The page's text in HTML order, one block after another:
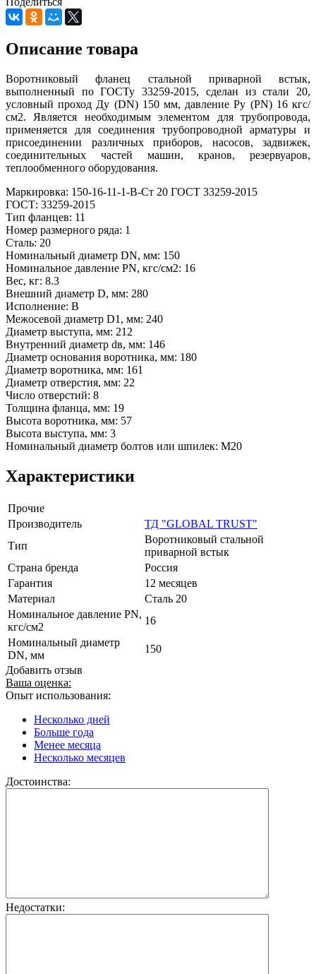
Описание товара
Воротниковый фланец стальной приварной встык,
выполненный по ГОСТу 33259-2015, сделан из стали 20,
условный проход Ду (DN) 150 мм, давление Ру (PN) 16 кгс/
см2. Является необходимым элементом для трубопровода,
применяется для соединения трубопроводной арматуры и
присоединении различных приборов, насосов, задвижек,
соединительных частей машин, кранов, резервуаров,
теплообменного оборудования.
Маркировка: 150-16-11-1-В-Ст 20 ГОСТ 33259-2015
ГОСТ: 33259-2015
Тип фланцев: 11
Номер размерного ряда: 1
Сталь: 20
Номинальный диаметр DN, мм: 150
Номинальное давление PN, кгс/см2: 16
Вес, кг: 8.3
Внешний диаметр D, мм: 280
Исполнение: В
Межосевой диаметр D1, мм: 240
Диаметр выступа, мм: 212
Внутренний диаметр dв, мм: 146
Диаметр основания воротника, мм: 180
Диаметр воротника, мм: 161
Диаметр отверстия, мм: 22
Число отверстий: 8
Толщина фланца, мм: 19
Высота воротника, мм: 57
Высота выступа, мм: 3
Номинальный диаметр болтов или шпилек: М20
Характеристики
Прочие
Производитель
ТД "GLOBAL TRUST"
Тип
Воротниковый стальной
приварной встык
Страна бренда
Россия
Гарантия
12 месяцев
Материал
Сталь 20
Номинальное давление PN,
кгс/см2
16
Номинальный диаметр
DN, мм
150
Добавить отзыв
Ваша оценка:
Опыт использования:
Несколько дней
Больше года
Менее месяца
Несколько месяцев
Достоинства:
Недостатки: